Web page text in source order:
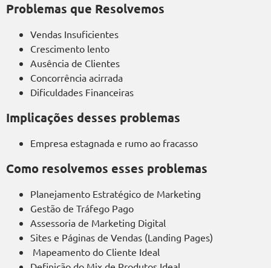
Problemas que Resolvemos
Vendas Insuficientes
Crescimento lento
Ausência de Clientes
Concorrência acirrada
Dificuldades Financeiras
Implicações desses problemas
Empresa estagnada e rumo ao fracasso
Como resolvemos esses problemas
Planejamento Estratégico de Marketing
Gestão de Tráfego Pago
Assessoria de Marketing Digital
Sites e Páginas de Vendas (Landing Pages)
Mapeamento do Cliente Ideal